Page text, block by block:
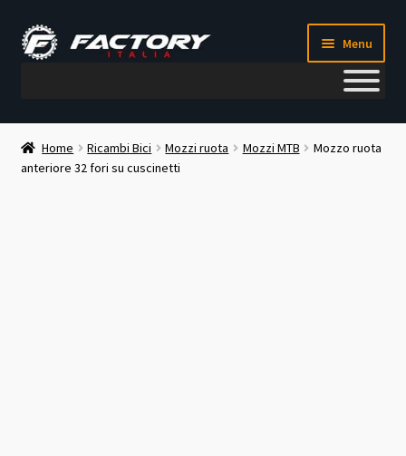
Vai
alla
Vai
al
Menu
Il mio account
Metodi di pagamento
Home Ricambi Bici Mozzi ruota Mozzi MTB
Mozzo ruota
anteriore 32 fori su cuscinetti